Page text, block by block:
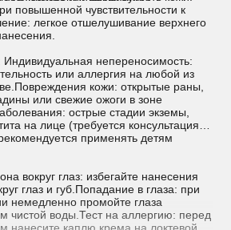
повышенной чувствительности к
легкое отшелушивание верхнего
Индивидуальная непереносимость:
или аллергия на любой из
кожи: открытые раны,
или свежие ожоги в зоне
острые стадии экземы,
на лице (требуется консультация
применять детям
вокруг глаз: избегайте нанесения
глаз и губ.Попадание в глаза: при
немедленно промойте глаза
чистой воды.Тест на аллергию: перед